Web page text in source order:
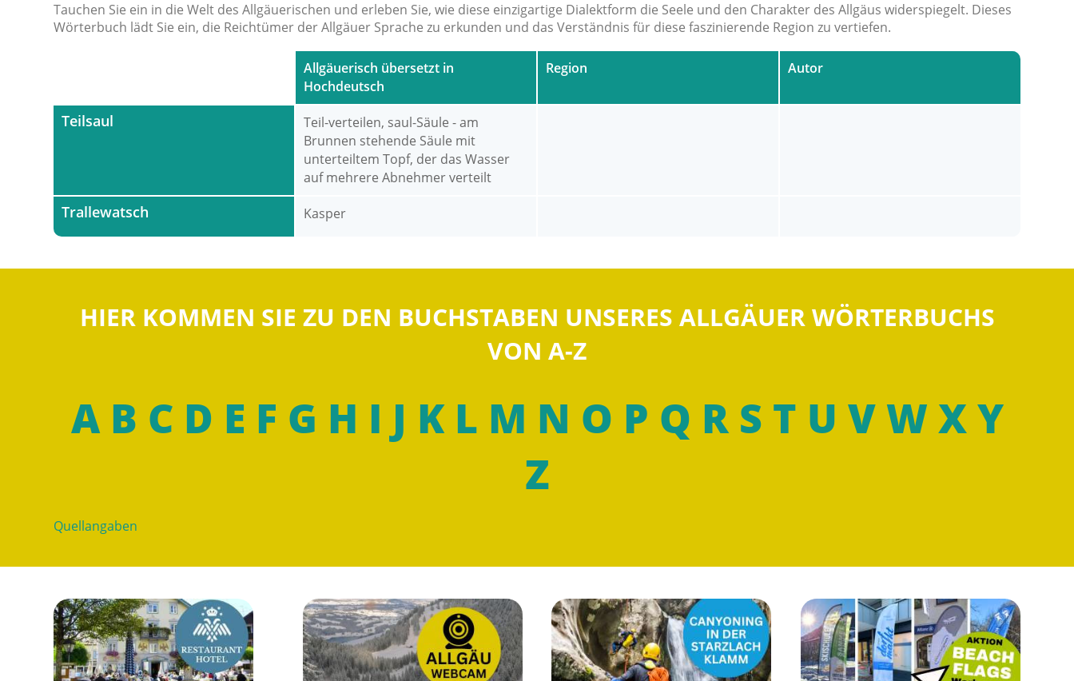
Tauchen Sie ein in die Welt des Allgäuerischen und erleben Sie, wie diese einzigartige Dialektform die Seele und den Charakter des Allgäus widerspiegelt. Dieses
Wörterbuch lädt Sie ein, die Reichtümer der Allgäuer Sprache zu erkunden und das Verständnis für diese faszinierende Region zu vertiefen.
Allgäuerisch übersetzt in
Hochdeutsch
Region Autor
Teilsaul
Teil-verteilen, saul-Säule - am
Brunnen stehende Säule mit
unterteiltem Topf, der das Wasser
auf mehrere Abnehmer verteilt
Trallewatsch Kasper
HIER KOMMEN SIE ZU DEN BUCHSTABEN UNSERES ALLGÄUER WÖRTERBUCHS
VON A-Z
A B C D E F G H I J K L M N O P Q R S T U VW XY
Z
Quellangaben